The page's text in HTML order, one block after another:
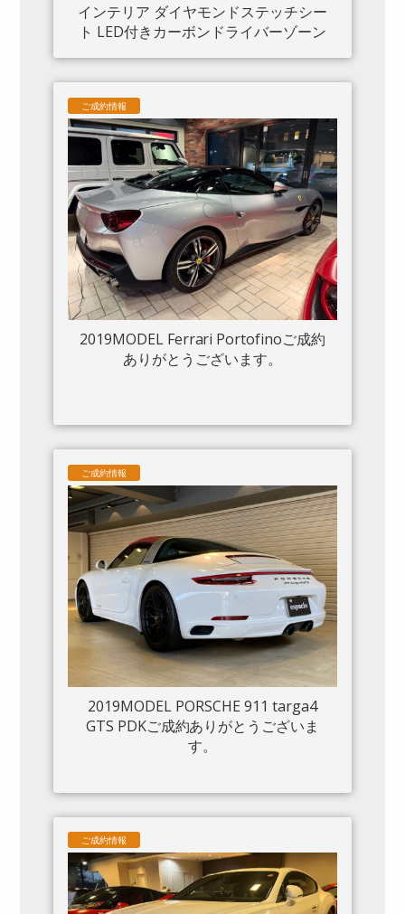
インテリア ダイヤモンドステッチシー
ト LED付きカーボンドライバーゾーン
ご成約情報
2019MODEL Ferrari Portofinoご成約
ありがとうございます。
ご成約情報
2019MODEL PORSCHE 911 targa4
GTS PDKご成約ありがとうございま
す。
ご成約情報